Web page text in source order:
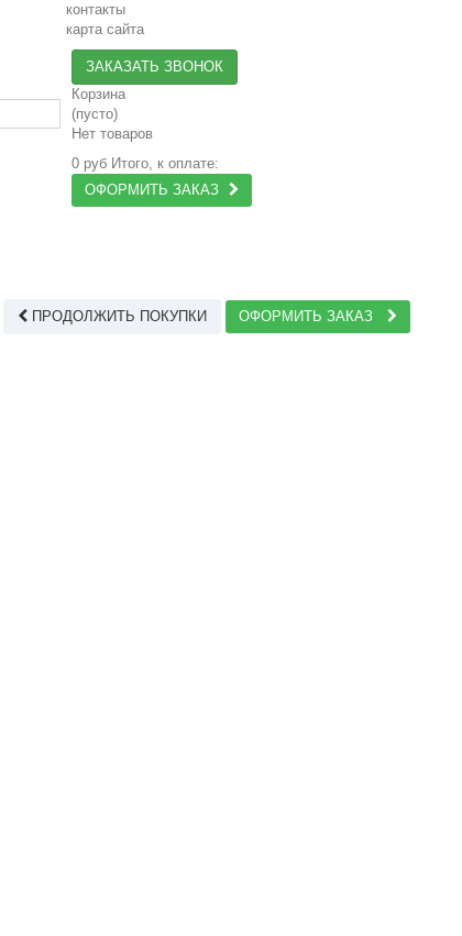
контакты
карта сайта
ЗАКАЗАТЬ ЗВОНОК
Корзина
(пусто)
Нет товаров
0 руб Итого, к оплате:
ОФОРМИТЬ ЗАКАЗ
ПРОДОЛЖИТЬ ПОКУПКИ
ОФОРМИТЬ ЗАКАЗ